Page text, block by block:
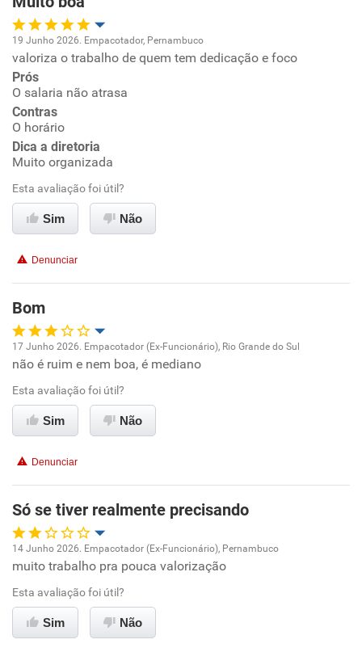
Recomenda a diretoria
Oportunidade de promoção
Ambiente de trabalho
Conciliação com a vida familiar
Recomenda esta empresa
19 Junho 2026. Empacotador, Pernambuco
valoriza o trabalho de quem tem dedicação e foco
Prós
O salaria não atrasa
Contras
O horário
Dica a diretoria
Muito organizada
Esta avaliação foi útil?
Sim Não
Denunciar
Bom
Oportunidade de promoção
Ambiente de trabalho
Benefícios
Não recomenda esta empresa
Recomenda a diretoria
17 Junho 2026. Empacotador (Ex-Funcionário), Rio Grande do Sul
não é ruim e nem boa, é mediano
Esta avaliação foi útil?
Sim Não
Denunciar
Só se tiver realmente precisando
Oportunidade de promoção
Ambiente de trabalho
14 Junho 2026. Empacotador (Ex-Funcionário), Pernambuco
muito trabalho pra pouca valorização
Esta avaliação foi útil?
Sim Não